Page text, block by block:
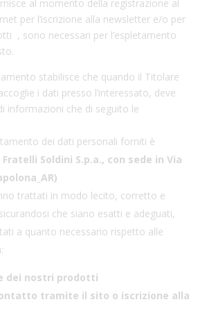
al momento della registrazione al
per l’iscrizione alla newsletter e/o per
, sono necessari per l’espletamento
stabilisce che quando il Titolare
i dati presso l’interessato, deve
informazioni che di seguito le
dei dati personali forniti è
Fratelli Soldini S.p.a., con sede in Via
trattati in modo lecito, corretto e
che siano esatti e adeguati,
a quanto necessario rispetto alle
dei nostri prodotti
tramite il sito o iscrizione alla